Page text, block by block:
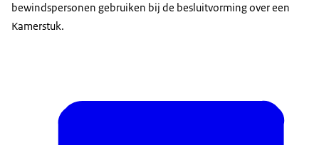
bewindspersonen gebruiken bij de besluitvorming over een
Kamerstuk.